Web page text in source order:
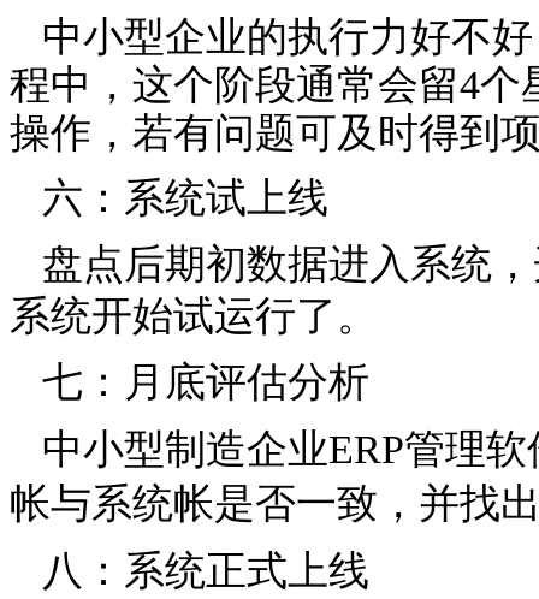
中小型企业的执行力好不
程中，这个阶段通常会留4
操作，若有问题可及时得到
六：系统试上线
盘点后期初数据进入系统
系统开始试运行了。
七：月底评估分析
中小型制造企业ERP管理
帐与系统帐是否一致，并找
八：系统正式上线